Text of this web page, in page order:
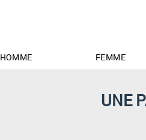
HOMME FEMME
UNE